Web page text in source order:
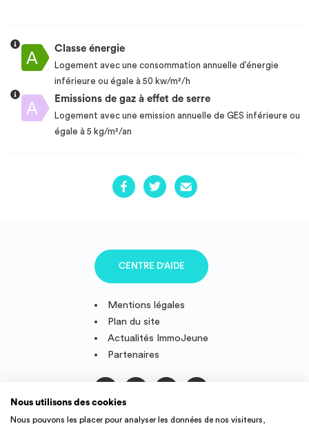
Classe énergie
Logement avec une consommation annuelle d’énergie
inférieure ou égale à 50 kw/m²/h
Emissions de gaz à effet de serre
Logement avec une emission annuelle de GES inférieure ou
égale à 5 kg/m²/an
Mentions légales
Plan du site
Actualités ImmoJeune
Partenaires
CENTRE D'AIDE
Suivez-nous
Nous utilisons des cookies
Nous pouvons les placer pour analyser les données de nos visiteurs,